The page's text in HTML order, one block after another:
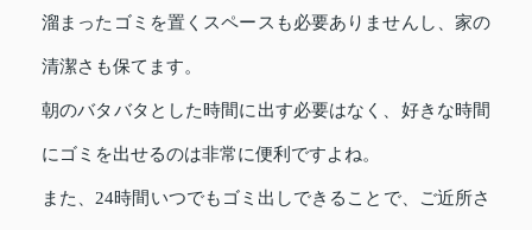
溜まったゴミを置くスペースも必要ありませんし、家の
清潔さも保てます。
朝のバタバタとした時間に出す必要はなく、好きな時間
にゴミを出せるのは非常に便利ですよね。
また、24時間いつでもゴミ出しできることで、ご近所さ